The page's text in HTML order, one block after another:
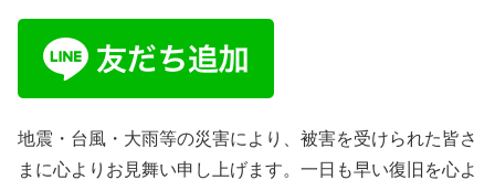
地震・台風・大雨等の災害により、被害を受けられた皆さ
まに心よりお見舞い申し上げます。一日も早い復旧を心よ